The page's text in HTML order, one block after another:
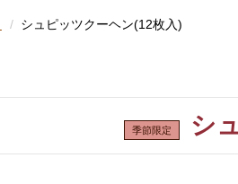
シュピッツクーヘン(12枚入)
シ